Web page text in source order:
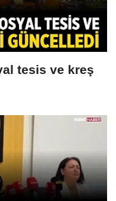
tesis ve kreş